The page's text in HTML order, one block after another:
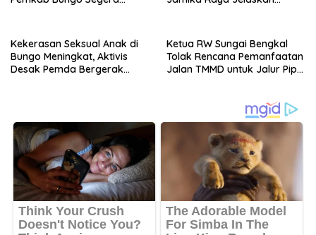
Kekerasan Seksual Anak di
Bungo Meningkat, Aktivis
Desak Pemda Bergerak
Ketua RW Sungai Bengkal
Tolak Rencana Pemanfaatan
Jalan TMMD untuk Jalur Pipa